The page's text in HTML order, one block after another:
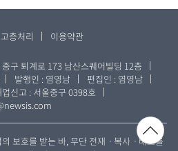
고층처리 이용약관
구 퇴계로 173 남산스퀘어빌딩 12층
발행인 : 염영남
편집인 : 염영남
신고 : 서울중구 0398호
보호를 받는 바, 무단 전재ㆍ복사ㆍ배포를